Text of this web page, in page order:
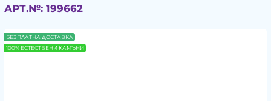
АРТ.№: 199662
БЕЗПЛАТНА ДОСТАВКА
100% ЕСТЕСТВЕНИ КАМЪНИ